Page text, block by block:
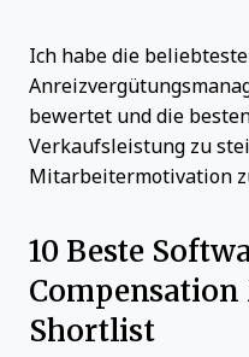
Ich habe die
bewertet und die
Verkaufsleistung zu
Mitarbeitermotivation
10 Beste
Shortlist